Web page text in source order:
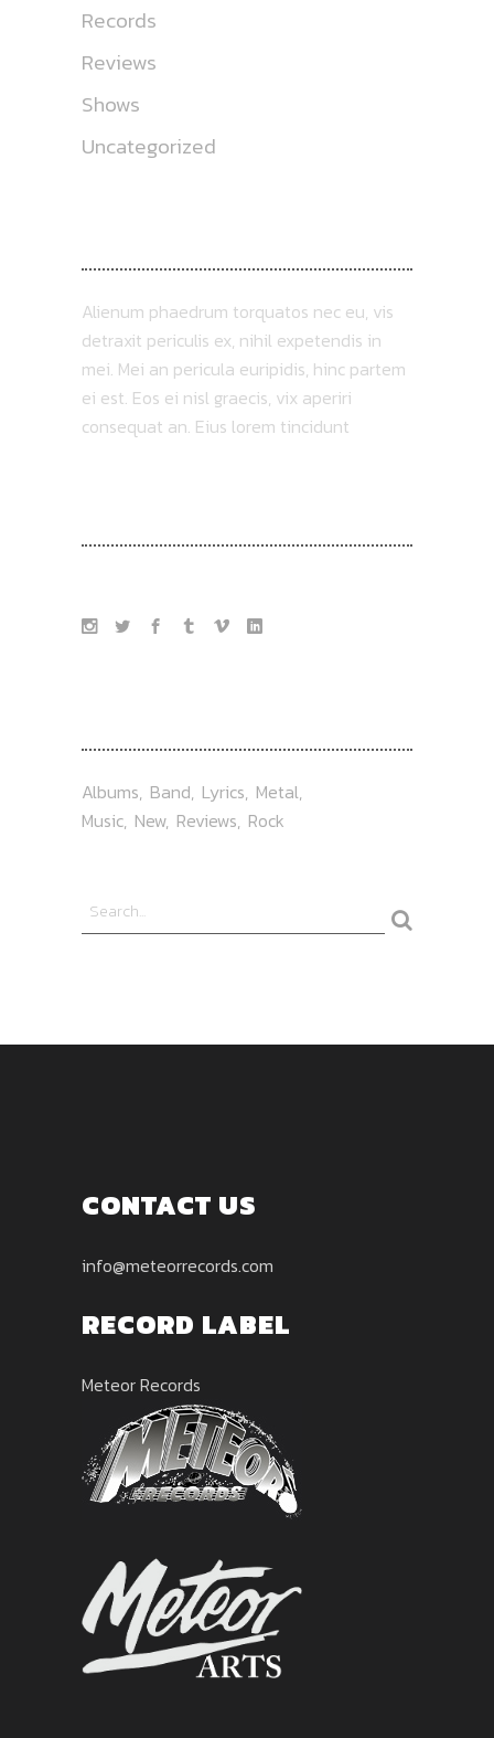
Records
Reviews
Shows
Uncategorized
Alienum phaedrum torquatos nec eu, vis
detraxit periculis ex, nihil expetendis in
mei. Mei an pericula euripidis, hinc partem
ei est. Eos ei nisl graecis, vix aperiri
consequat an. Eius lorem tincidunt
Albums Band Lyrics Metal
Music New Reviews Rock
CONTACT US
info@meteorrecords.com
RECORD LABEL
Meteor Records